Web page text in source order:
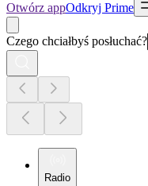
Otwórz appOdkryj Prime
Czego chciałbyś posłuchać?
Radio